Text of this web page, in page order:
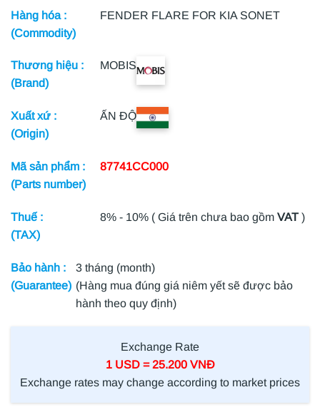
Hàng hóa :
(Commodity)
FENDER FLARE FOR KIA SONET
Thương hiệu :
(Brand)
MOBIS
Xuất xứ :
(Origin)
ẤN ĐỘ
Mã sản phẩm :
(Parts number)
87741CC000
Thuế :
(TAX)
8% - 10% ( Giá trên chưa bao gồmVAT )
Bảo hành :
(Guarantee)
3 tháng (month)
(Hàng mua đúng giá niêm yết sẽ được bảo
hành theo quy định)
Exchange Rate
1 USD = 25.200 VNĐ
Exchange rates may change according to market prices